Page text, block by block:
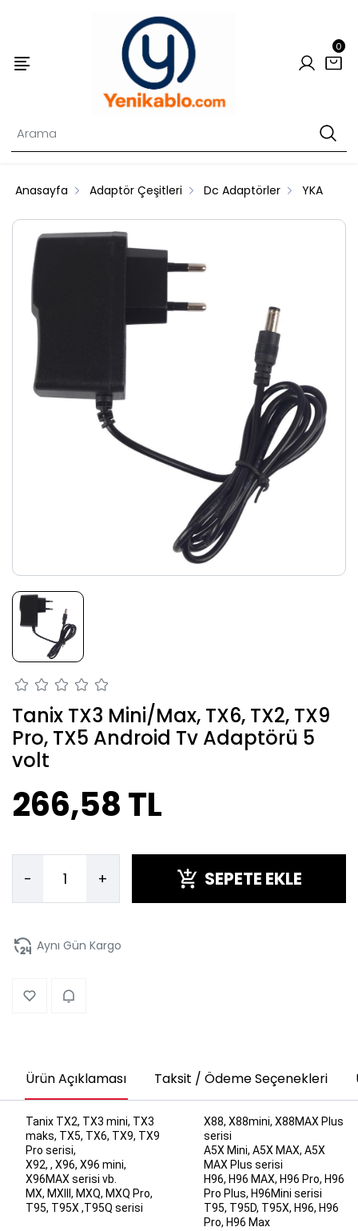
0
Anasayfa Adaptör Çeşitleri Dc Adaptörler YKA
Tanix TX3 Mini/Max, TX6, TX2, TX9
Pro, TX5 Android Tv Adaptörü 5
volt
266,58 TL
- + SEPETE EKLE
Aynı Gün Kargo
Ürün Açıklaması Taksit / Ödeme Seçenekleri
Tanix TX2, TX3 mini, TX3
maks, TX5, TX6, TX9, TX9
Pro serisi,
X92, , X96, X96 mini,
X96MAX serisi vb.
MX, MXIII, MXQ, MXQ Pro,
T95, T95X ,T95Q serisi
X88, X88mini, X88MAX Plus
serisi
A5X Mini, A5X MAX, A5X
MAX Plus serisi
H96, H96 MAX, H96 Pro, H96
Pro Plus, H96Mini serisi
T95, T95D, T95X, H96, H96
Pro, H96 Max